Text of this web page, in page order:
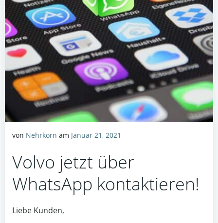
von Nehrkorn am Januar 21, 2021
Volvo jetzt über
WhatsApp kontaktieren!
Liebe Kunden,